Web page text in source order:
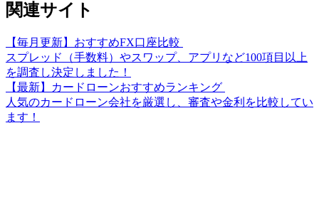
関連サイト
【毎月更新】おすすめFX口座比較
スプレッド（手数料）やスワップ、アプリなど100項目以上
を調査し決定しました！
【最新】カードローンおすすめランキング
人気のカードローン会社を厳選し、審査や金利を比較してい
ます！